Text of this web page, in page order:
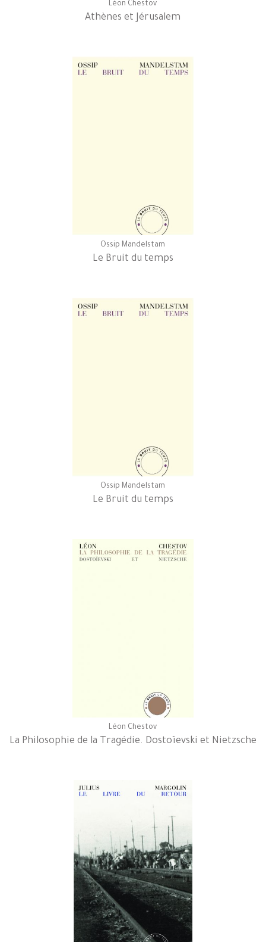
Léon Chestov
Athènes et Jérusalem
Ossip Mandelstam
Le Bruit du temps
Ossip Mandelstam
Le Bruit du temps
Léon Chestov
La Philosophie de la Tragédie. Dostoïevski et Nietzsche